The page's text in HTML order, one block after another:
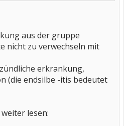
aus der gruppe
nicht zu verwechseln mit
erkrankung,
(die endsilbe -itis bedeutet
lesen: